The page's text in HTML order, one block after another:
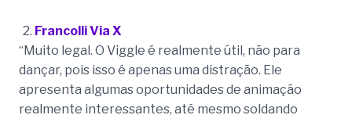
Francolli Via X
“Muito legal. O Viggle é realmente útil, não para
dançar, pois isso é apenas uma distração. Ele
apresenta algumas oportunidades de animação
realmente interessantes, até mesmo soldando